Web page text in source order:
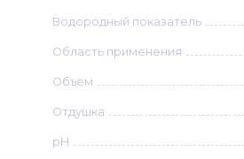
Водородный показатель
Область применения
Объем
Отдушка
рН